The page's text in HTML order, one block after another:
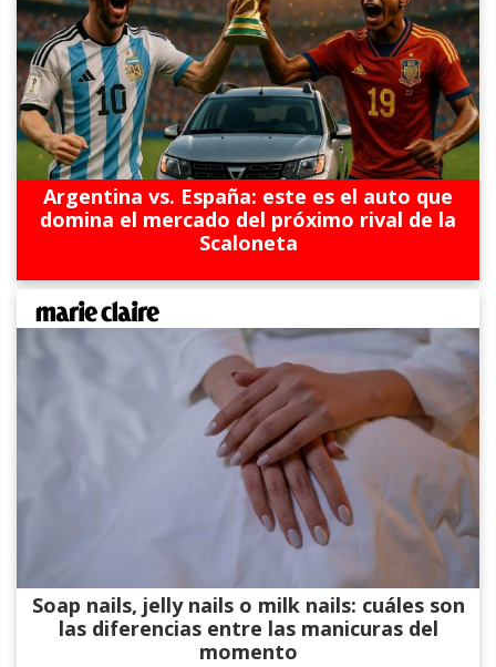
Argentina vs. España: este es el auto que
domina el mercado del próximo rival de la
Scaloneta
Soap nails, jelly nails o milk nails: cuáles son
las diferencias entre las manicuras del
momento